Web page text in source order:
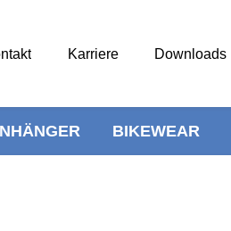
Karriere Downloads
BIKEWEAR